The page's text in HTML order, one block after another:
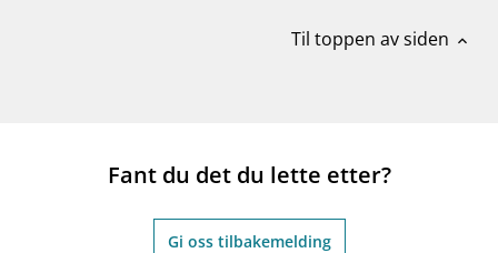
Til toppen av siden expand_less
Fant du det du lette etter?
Gi oss tilbakemelding